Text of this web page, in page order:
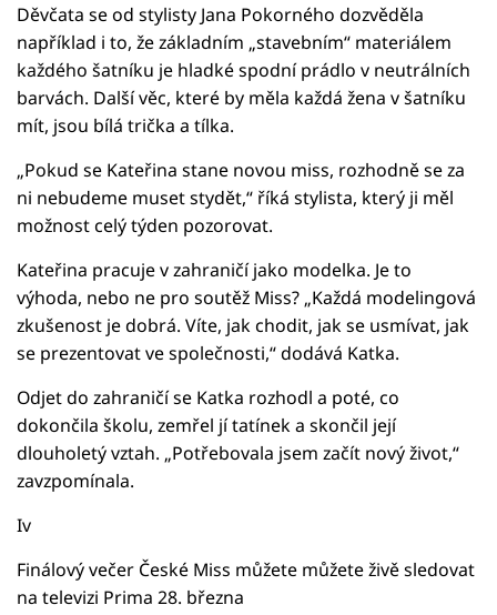
Děvčata se od stylisty Jana Pokorného dozvěděla
například i to, že základním „stavebním“ materiálem
každého šatníku je hladké spodní prádlo v neutrálních
barvách. Další věc, které by měla každá žena v šatníku
mít, jsou bílá trička a tílka.
„Pokud se Kateřina stane novou miss, rozhodně se za
ni nebudeme muset stydět,“ říká stylista, který ji měl
možnost celý týden pozorovat.
Kateřina pracuje v zahraničí jako modelka. Je to
výhoda, nebo ne pro soutěž Miss? „Každá modelingová
zkušenost je dobrá. Víte, jak chodit, jak se usmívat, jak
se prezentovat ve společnosti,“ dodává Katka.
Odjet do zahraničí se Katka rozhodl a poté, co
dokončila školu, zemřel jí tatínek a skončil její
dlouholetý vztah. „Potřebovala jsem začít nový život,“
zavzpomínala.
Iv
Finálový večer České Miss můžete můžete živě sledovat
na televizi Prima 28. března